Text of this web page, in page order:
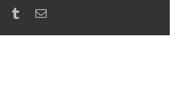
WhatsApp
TumblrEmail